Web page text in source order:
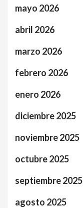
mayo 2026
abril 2026
marzo 2026
febrero 2026
enero 2026
diciembre 2025
noviembre 2025
octubre 2025
septiembre 2025
agosto 2025